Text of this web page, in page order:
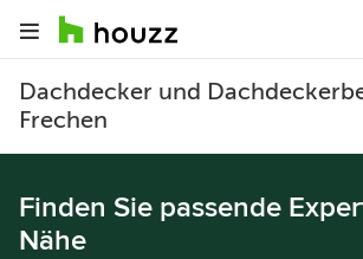
Dachdecker und
Frechen
Finden Sie passende
Nähe